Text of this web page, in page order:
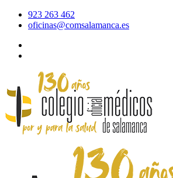
923 263 462
oficinas@comsalamanca.es